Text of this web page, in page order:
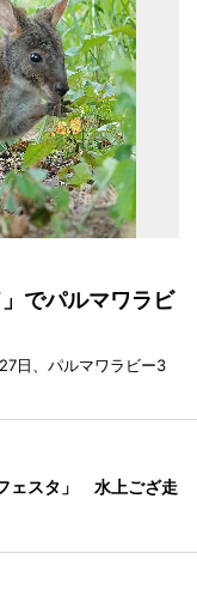
でパルマワラビ
日、パルマワラビー3
ェスタ」 水上ござ走